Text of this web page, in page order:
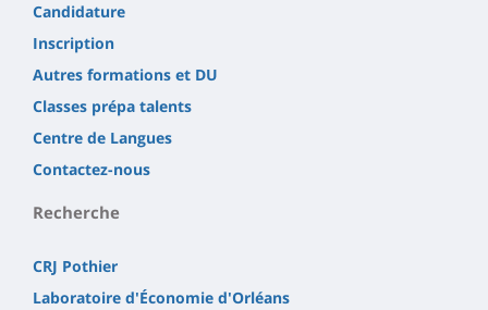
Candidature
Inscription
Autres formations et DU
Classes prépa talents
Centre de Langues
Contactez-nous
Recherche
CRJ Pothier
Laboratoire d'Économie d'Orléans